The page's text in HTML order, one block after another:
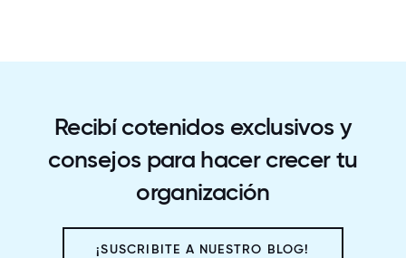
Recibí cotenidos exclusivos y
consejos para hacer crecer tu
organización
¡SUSCRIBITE A NUESTRO BLOG!